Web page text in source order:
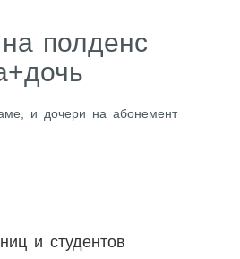
полденс
и дочери на абонемент
и студентов